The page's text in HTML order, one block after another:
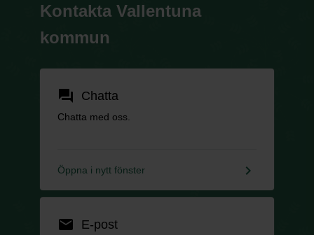
Kontakta Vallentuna
kommun
forum Chatta
Chatta med oss.
Öppna i nytt fönster keyboard_arrow_right
email E-post